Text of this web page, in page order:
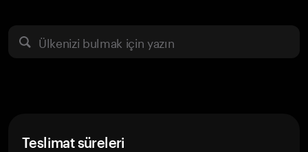
Ülkenizi bulmak için yazın
Teslimat süreleri